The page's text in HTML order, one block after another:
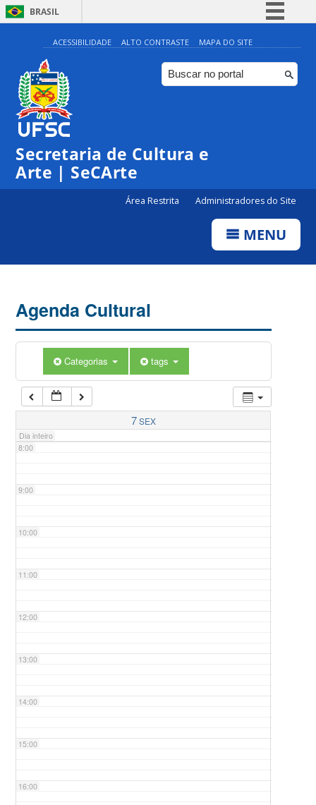
BRASIL
Simplifique!
Comunica BR
Participe
ACESSIBILIDADE ALTO CONTRASTE MAPA DO SITE
Secretaria de Cultura e
Arte | SeCArte
Área Restrita Administradores do Site
MENU
Agenda Cultural
Categorias tags
7SEX
Dia inteiro
0:00
1:00
5:00
7:00
8:00
9:00
10:00
11:00
12:00
13:00
14:00
15:00
16:00